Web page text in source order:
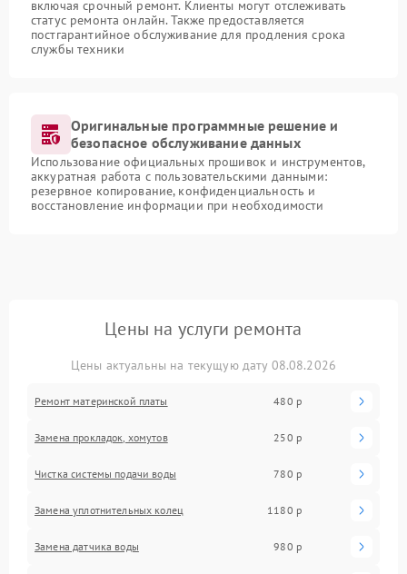
включая срочный ремонт. Клиенты могут отслеживать
статус ремонта онлайн. Также предоставляется
постгарантийное обслуживание для продления срока
службы техники
Оригинальные программные решение и
безопасное обслуживание данных
Использование официальных прошивок и инструментов,
аккуратная работа с пользовательскими данными:
резервное копирование, конфиденциальность и
восстановление информации при необходимости
Цены на услуги ремонта
Цены актуальны на текущую дату 08.08.2026
Ремонт материнской платы 480 р
Замена прокладок, хомутов 250 р
Чистка системы подачи воды 780 р
Замена уплотнительных колец 1180 р
Замена датчика воды 980 р